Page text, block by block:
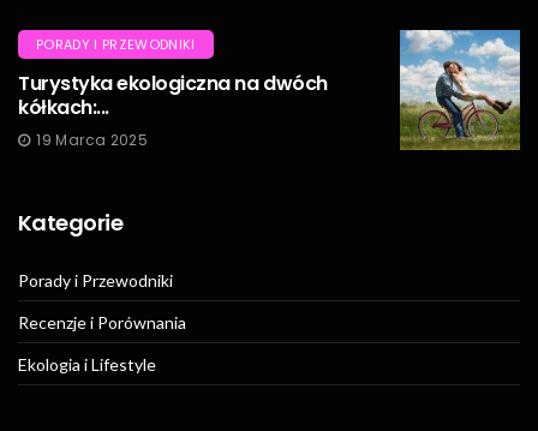
PORADY I PRZEWODNIKI
Turystyka ekologiczna na dwóch
kółkach:...
19 Marca 2025
Kategorie
Porady i Przewodniki
Recenzje i Porównania
Ekologia i Lifestyle